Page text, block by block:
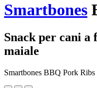
Smartbones
Snack per cani a
maiale
Smartbones BBQ Pork Ribs